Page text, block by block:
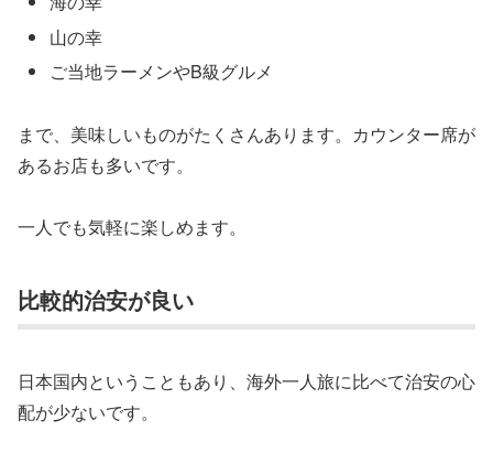
山の幸
ご当地ラーメンやB級グルメ
まで、美味しいものがたくさんあります。カウンター席が
あるお店も多いです。
一人でも気軽に楽しめます。
比較的治安が良い
日本国内ということもあり、海外一人旅に比べて治安の心
配が少ないです。